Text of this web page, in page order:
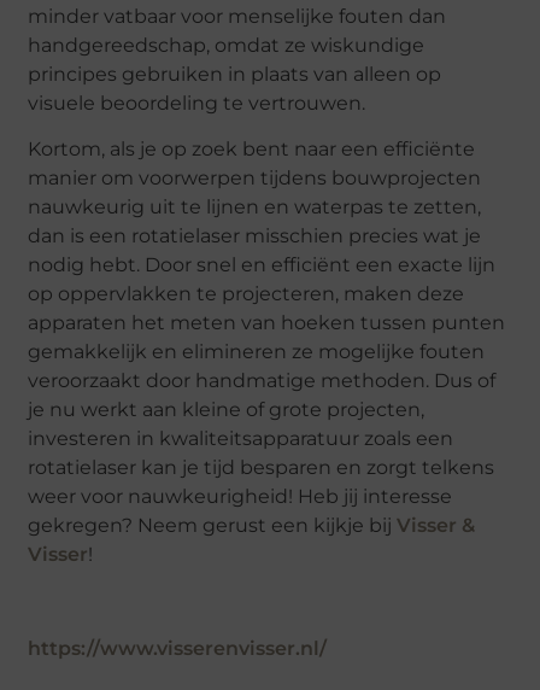
minder vatbaar voor menselijke fouten dan
handgereedschap, omdat ze wiskundige
principes gebruiken in plaats van alleen op
visuele beoordeling te vertrouwen.
Kortom, als je op zoek bent naar een efficiënte
manier om voorwerpen tijdens bouwprojecten
nauwkeurig uit te lijnen en waterpas te zetten,
dan is een rotatielaser misschien precies wat je
nodig hebt. Door snel en efficiënt een exacte lijn
op oppervlakken te projecteren, maken deze
apparaten het meten van hoeken tussen punten
gemakkelijk en elimineren ze mogelijke fouten
veroorzaakt door handmatige methoden. Dus of
je nu werkt aan kleine of grote projecten,
investeren in kwaliteitsapparatuur zoals een
rotatielaser kan je tijd besparen en zorgt telkens
weer voor nauwkeurigheid! Heb jij interesse
gekregen? Neem gerust een kijkje bijVisser &
Visser!
https://www.visserenvisser.nl/